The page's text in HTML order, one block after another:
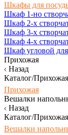
Шкафы для
Шкаф 1-но
Шкаф 2-х
Шкаф 3-х
Шкаф 4-х
Шкаф угловой
Прихожая
Назад
Каталог/Прихожая
Прихожая
Вешалки
Назад
Каталог/
Вешалки